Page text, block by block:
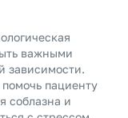
важными
зависимости.
пациенту
соблазна и